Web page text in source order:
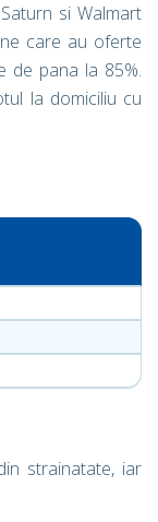
si Walmart
care au oferte
de pana la 85%.
la domiciliu cu
strainatate, iar